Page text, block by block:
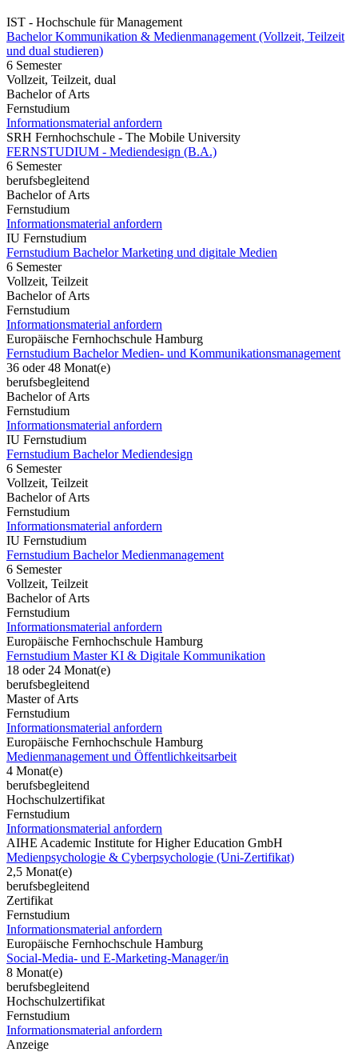
IST - Hochschule für Management
Bachelor Kommunikation & Medienmanagement (Vollzeit, Teilzeit
und dual studieren)
6 Semester
Vollzeit, Teilzeit, dual
Bachelor of Arts
Fernstudium
Informationsmaterial anfordern
SRH Fernhochschule - The Mobile University
FERNSTUDIUM - Mediendesign (B.A.)
6 Semester
berufsbegleitend
Bachelor of Arts
Fernstudium
Informationsmaterial anfordern
IU Fernstudium
Fernstudium Bachelor Marketing und digitale Medien
6 Semester
Vollzeit, Teilzeit
Bachelor of Arts
Fernstudium
Informationsmaterial anfordern
Europäische Fernhochschule Hamburg
Fernstudium Bachelor Medien- und Kommunikationsmanagement
36 oder 48 Monat(e)
berufsbegleitend
Bachelor of Arts
Fernstudium
Informationsmaterial anfordern
IU Fernstudium
Fernstudium Bachelor Mediendesign
6 Semester
Vollzeit, Teilzeit
Bachelor of Arts
Fernstudium
Informationsmaterial anfordern
IU Fernstudium
Fernstudium Bachelor Medienmanagement
6 Semester
Vollzeit, Teilzeit
Bachelor of Arts
Fernstudium
Informationsmaterial anfordern
Europäische Fernhochschule Hamburg
Fernstudium Master KI & Digitale Kommunikation
18 oder 24 Monat(e)
berufsbegleitend
Master of Arts
Fernstudium
Informationsmaterial anfordern
Europäische Fernhochschule Hamburg
Medienmanagement und Öffentlichkeitsarbeit
4 Monat(e)
berufsbegleitend
Hochschulzertifikat
Fernstudium
Informationsmaterial anfordern
AIHE Academic Institute for Higher Education GmbH
Medienpsychologie & Cyberpsychologie (Uni-Zertifikat)
2,5 Monat(e)
berufsbegleitend
Zertifikat
Fernstudium
Informationsmaterial anfordern
Europäische Fernhochschule Hamburg
Social-Media- und E-Marketing-Manager/in
8 Monat(e)
berufsbegleitend
Hochschulzertifikat
Fernstudium
Informationsmaterial anfordern
Anzeige